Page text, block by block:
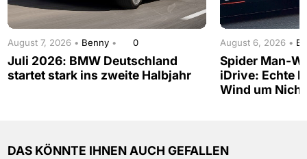
August 7, 2026 • Benny • 0
Juli 2026: BMW Deutschland
startet stark ins zweite Halbjahr
August 6, 2026 •
Spider Man-
iDrive: Echte
Wind um
DAS KÖNNTE IHNEN AUCH GEFALLEN